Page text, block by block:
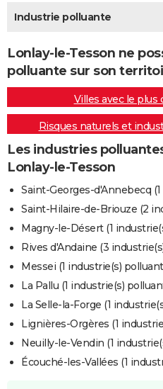
Destinations
City break
Voyage nature
Voyage de noces
Forum
Climat
+PHOTO
GUIDES D'ACHAT
BONS PLANS
CARTE DE VOEUX
Carte de Noël
Carte Bonne année
Carte Saint-Valentin
Carte Pâques
Carte d'anniversaire
DICTIONNAIRE
Dictionnaire
Biographies
Citations
Expressions
Proverbes
PROGRAMME TV
COPAINS D'AVANT
S'inscrire
Se connecter
Lycées
Collèges
Primaires
Universités
Entreprises
Service militaire
Avis de recherche
FORUM
Bricolage
Lifestyle
Culture
Sport
Auto
Television
Voyage
Cinema
Industrie polluante
Lonlay-le-Tesson ne
polluante sur son
Villes avec le plus
Risques naturels et
Les industries
Lonlay-le-Tesson
Saint-Georges-d'Annebecq
Saint-Hilaire-de-Briouze (2
Magny-le-Désert (1
Rives d'Andaine (3
Messei (1 industrie(s)
La Pallu (1 industrie(s)
La Selle-la-Forge (1
Lignières-Orgères (1
Neuilly-le-Vendin (1
Écouché-les-Vallées (1